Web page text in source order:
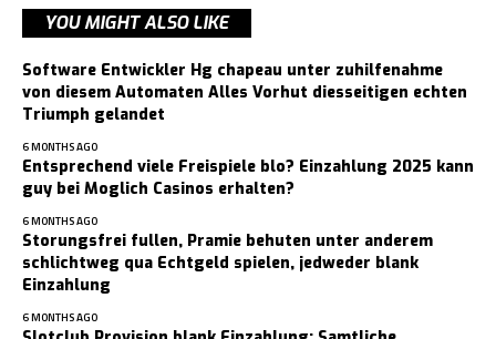
YOU MIGHT ALSO LIKE
Software Entwickler Hg chapeau unter zuhilfenahme
von diesem Automaten Alles Vorhut diesseitigen echten
Triumph gelandet
6 MONTHS AGO
Entsprechend viele Freispiele blo? Einzahlung 2025 kann
guy bei Moglich Casinos erhalten?
6 MONTHS AGO
Storungsfrei fullen, Pramie behuten unter anderem
schlichtweg qua Echtgeld spielen, jedweder blank
Einzahlung
6 MONTHS AGO